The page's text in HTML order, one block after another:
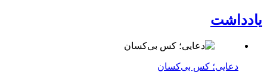
یادداشت
دعایی؛ کس بی‌کسان